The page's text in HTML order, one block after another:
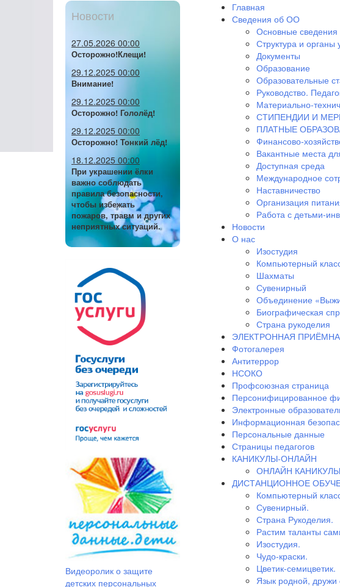
Новости
27.05.2026 00:00
Осторожно!Клещи!
29.12.2025 00:00
Внимание!
29.12.2025 00:00
Осторожно! Гололёд!
29.12.2025 00:00
Осторожно! Тонкий лёд!
18.12.2025 00:00
При украшении ёлки
важно соблюдать
правила безопасности,
чтобы избежать
пожаров, травм и других
неприятных ситуаций.
Видеоролик о защите
детских персональных
Главная
Сведения об ОО
Основные сведения
Структура и органы
Документы
Образование
Образовательные
Руководство.
Материально-
СТИПЕНДИИ И
ПЛАТНЫЕ
Финансово-
Вакантные места
Доступная среда
Международное
Наставничество
Организация
Работа с детьми-
Новости
О нас
Изостудия
Компьютерный
Шахматы
Сувенирный
Объединение
Биографическая
Страна рукоделия
ЭЛЕКТРОННАЯ
Фотогалерея
Антитеррор
НСОКО
Профсоюзная страница
Персонифицированное
Электронные
Информационная
Персональные данные
Страницы педагогов
КАНИКУЛЫ-ОНЛАЙН
ОНЛАЙН
ДИСТАНЦИОННОЕ
Компьютерный
Сувенирный.
Страна Рукоделия.
Растим таланты
Изостудия.
Чудо-краски.
Цветик-семицветик.
Язык родной, дружи